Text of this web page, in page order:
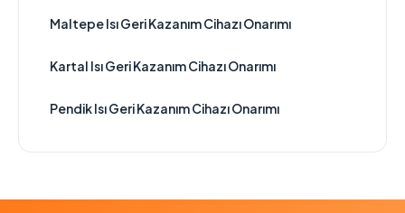
Maltepe Isı Geri Kazanım Cihazı Onarımı
Kartal Isı Geri Kazanım Cihazı Onarımı
Pendik Isı Geri Kazanım Cihazı Onarımı